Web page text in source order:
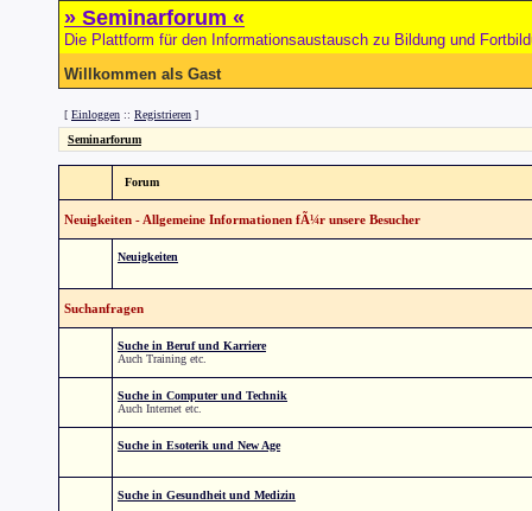
» Seminarforum «
Die Plattform für den Informationsaustausch zu Bildung und
Willkommen als Gast
[ Einloggen :: Registrieren ]
Seminarforum
Forum
Neuigkeiten - Allgemeine Informationen fÃ¼r unsere Besucher
Neuigkeiten
Suchanfragen
Suche in Beruf und Karriere
Auch Training etc.
Suche in Computer und Technik
Auch Internet etc.
Suche in Esoterik und New Age
Suche in Gesundheit und Medizin